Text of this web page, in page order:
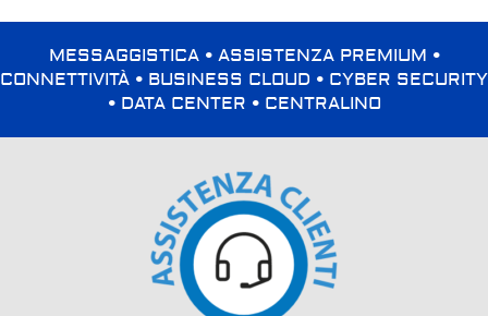
MESSAGGISTICA • ASSISTENZA PREMIUM •
CONNETTIVITÀ • BUSINESS CLOUD • CYBER SECURITY
• DATA CENTER • CENTRALINO